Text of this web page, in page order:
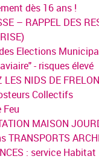
dès 16 ans !
– RAPPEL DES
Elections
- risques élevé
LES NIDS DE
Collectifs
Feu
MAISON
TRANSPORTS
: service Habitat